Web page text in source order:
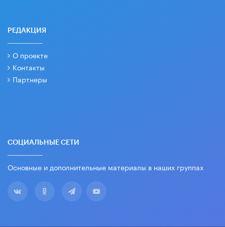
РЕДАКЦИЯ
О проекте
Контакты
Партнеры
СОЦИАЛЬНЫЕ СЕТИ
Основные и дополнительные материалы в наших группах